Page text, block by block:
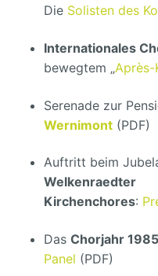
Die Solisten des
Internationales
bewegtem „
Serenade zur
Wernimont (PDF)
Auftritt beim
Welkenraedter
Kirchenchores:
Das Chorjahr
Panel (PDF)